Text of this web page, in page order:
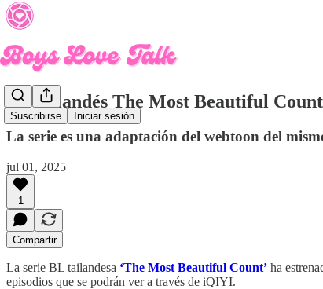
Suscribirse Iniciar sesión
BL tailandés The Most Beautiful Count
La serie es una adaptación del webtoon del
jul 01, 2025
1
Compartir
La serie BL tailandesa ‘The Most Beautiful Count’ ha
episodios que se podrán ver a través de iQIYI.